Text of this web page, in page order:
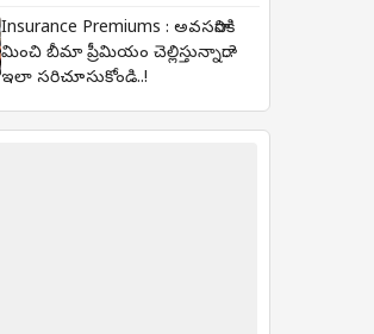
Insurance Premiums : అవసరానికి
మించి బీమా ప్రీమియం చెల్లిస్తున్నారా..?
ఇలా సరిచూసుకోండి..!